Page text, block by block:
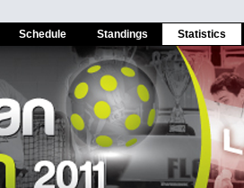
Schedule Standings Statistics